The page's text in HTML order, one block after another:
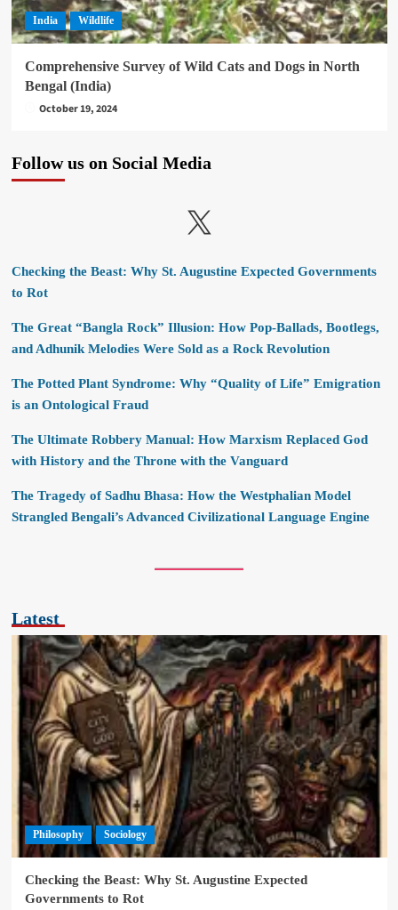
India Wildlife
Comprehensive Survey of Wild Cats and Dogs in North
Bengal (India)
October 19, 2024
Follow us on Social Media
X
Checking the Beast: Why St. Augustine Expected Governments
to Rot
The Great “Bangla Rock” Illusion: How Pop-Ballads, Bootlegs,
and Adhunik Melodies Were Sold as a Rock Revolution
The Potted Plant Syndrome: Why “Quality of Life” Emigration
is an Ontological Fraud
The Ultimate Robbery Manual: How Marxism Replaced God
with History and the Throne with the Vanguard
The Tragedy of Sadhu Bhasa: How the Westphalian Model
Strangled Bengali’s Advanced Civilizational Language Engine
Latest
Philosophy Sociology
Checking the Beast: Why St. Augustine Expected
Governments to Rot